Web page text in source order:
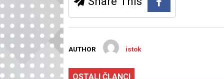
AUTHOR istok
OSTALI ČLANCI